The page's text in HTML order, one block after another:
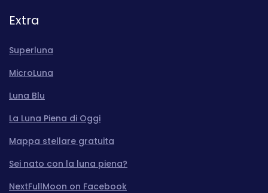
Extra
Superluna
MicroLuna
Luna Blu
La Luna Piena di Oggi
Mappa stellare gratuita
Sei nato con la luna piena?
NextFullMoon on Facebook